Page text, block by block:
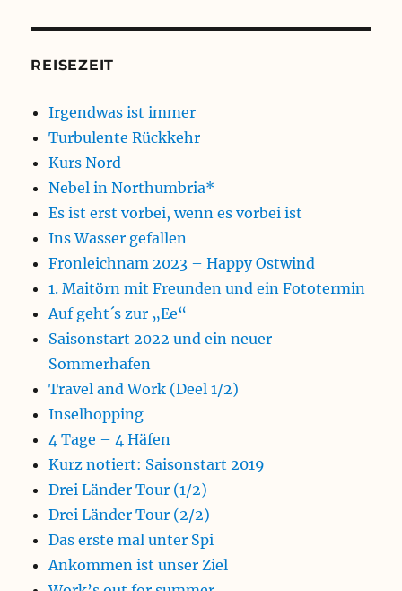
REISEZEIT
Irgendwas ist immer
Turbulente Rückkehr
Kurs Nord
Nebel in Northumbria*
Es ist erst vorbei, wenn es vorbei ist
Ins Wasser gefallen
Fronleichnam 2023 – Happy Ostwind
1. Maitörn mit Freunden und ein Fototermin
Auf geht´s zur „Ee“
Saisonstart 2022 und ein neuer
Sommerhafen
Travel and Work (Deel 1/2)
Inselhopping
4 Tage – 4 Häfen
Kurz notiert: Saisonstart 2019
Drei Länder Tour (1/2)
Drei Länder Tour (2/2)
Das erste mal unter Spi
Ankommen ist unser Ziel